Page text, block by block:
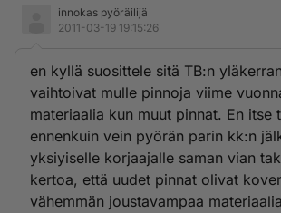
innokas pyöräilijä
2011-03-19 19:15:26
en kyllä suosittele sitä TB:n
vaihtoivat mulle pinnoja viime
materiaalia kun muut pinnat. En itse
ennenkuin vein pyörän parin kk:n
yksiyiselle korjaajalle saman vian
kertoa, että uudet pinnat olivat
vähemmän joustavampaa